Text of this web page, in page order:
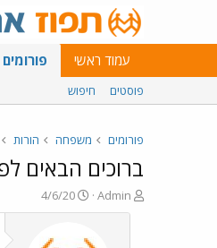
עמוד ראשי פורומים
פוסטים חיפוש
פורומים משפחה הורות
ברוכים הבאים
פ
ו
Admin
פ
ו
4/6/20